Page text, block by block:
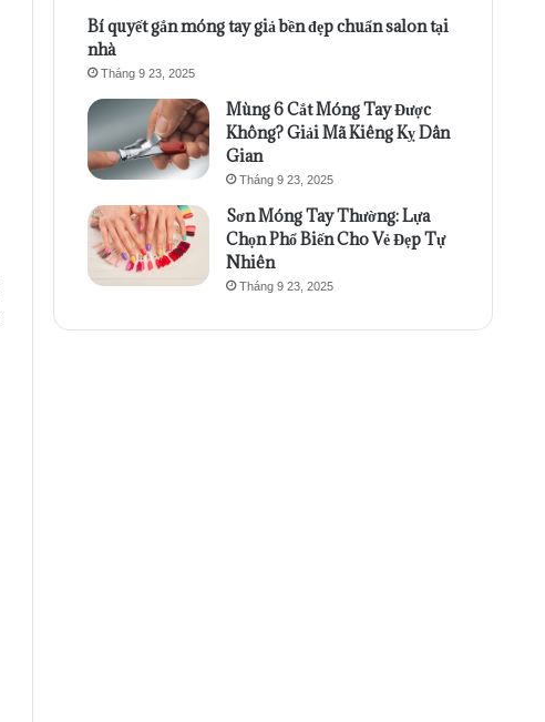
Bí quyết gắn móng tay giả bền đẹp chuẩn salon tại
nhà
Tháng 9 23, 2025
Mùng 6 Cắt Móng Tay Được
Không? Giải Mã Kiêng Kỵ Dân
Gian
Tháng 9 23, 2025
Sơn Móng Tay Thường: Lựa
Chọn Phổ Biến Cho Vẻ Đẹp Tự
Nhiên
Tháng 9 23, 2025